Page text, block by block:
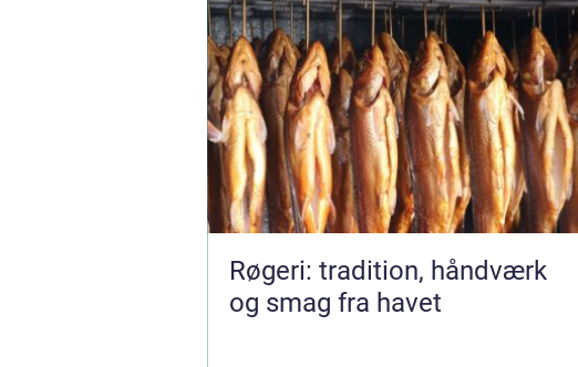
Røgeri: tradition, håndværk
og smag fra havet